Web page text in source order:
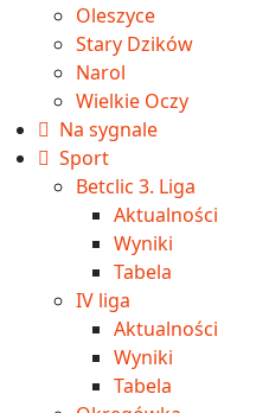
Oleszyce
Stary Dzików
Narol
Wielkie Oczy
Na sygnale
Sport
Betclic 3. Liga
Aktualności
Wyniki
Tabela
IV liga
Aktualności
Wyniki
Tabela